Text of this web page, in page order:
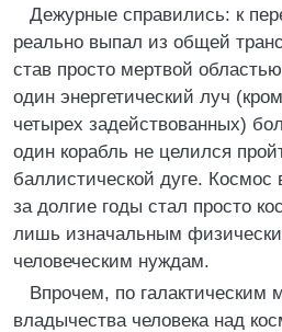
Дежурные справились: к
реально выпал из общей
став просто мертвой
один энергетический луч
четырех задействованных)
один корабль не целился
баллистической дуге.
за долгие годы стал просто
лишь изначальным
человеческим нуждам.
Впрочем, по галактическим
владычества человека над